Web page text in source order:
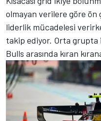
olmayan verilere göre
liderlik mücadelesi
takip ediyor. Orta grupta
Bulls arasında kıran